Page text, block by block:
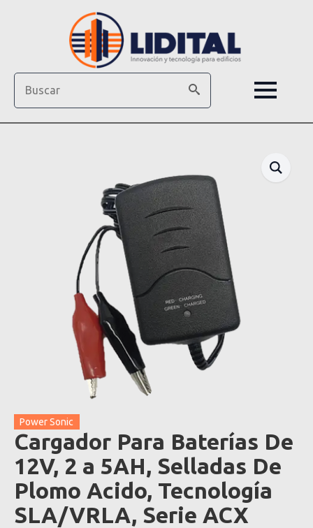
Power Sonic
Cargador Para Baterías De
12V, 2 a 5AH, Selladas De
Plomo Acido, Tecnología
SLA/VRLA, Serie ACX